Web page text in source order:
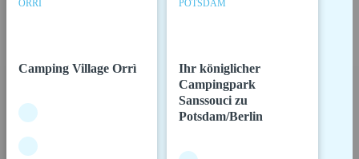
ORRÌ
Camping Village Orrì
POTSDAM
Ihr königlicher
Campingpark
Sanssouci zu
Potsdam/Berlin